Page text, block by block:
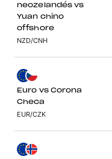
neozelandés vs
Yuan chino
offshore
NZD/CNH
Euro vs Corona
Checa
EUR/CZK